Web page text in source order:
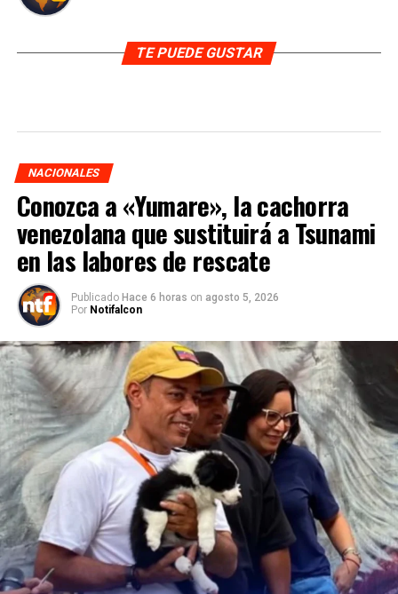
TE PUEDE GUSTAR
NACIONALES
Conozca a «Yumare», la cachorra
venezolana que sustituirá a Tsunami
en las labores de rescate
Publicado Hace 6 horas on agosto 5, 2026
Por Notifalcon